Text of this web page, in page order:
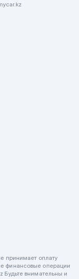
принимает оплату
финансовые операции
Будьте внимательны и